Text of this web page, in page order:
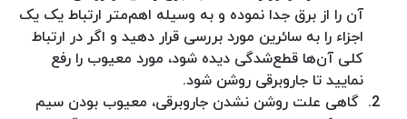
آن را از برق جدا نموده و به وسیله اهم‌متر ارتباط یک یک
اجزاء را به سائرین مورد بررسی قرار دهید و اگر در ارتباط
کلی آن‌ها قطع‌شدگی دیده شود، مورد معیوب را رفع
نمایید تا جاروبرقی روشن شود.
گاهی علت روشن نشدن جاروبرقی، معیوب بودن سیم